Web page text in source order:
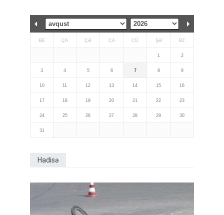
BE ÇA ÇƏ CA CÜ ŞƏ BZ
1 2
3 4 5 6 7 8 9
10 11 12 13 14 15 16
17 18 19 20 21 22 23
24 25 26 27 28 29 30
31
Hadisə